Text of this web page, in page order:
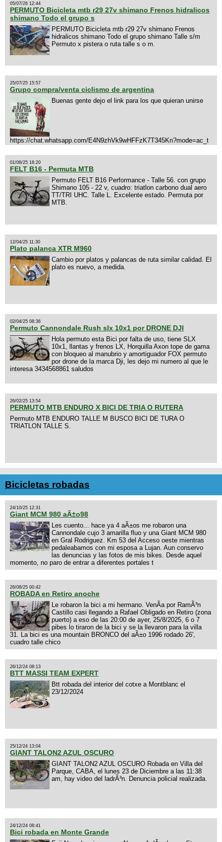
05/07/26 12:44
PERMUTO Bicicleta mtb r29 27v shimano Frenos hidralicos
shimano Todo el grupo s
PERMUTO Bicicleta mtb r29 27v shimano Frenos
hidralicos shimano Todo el grupo shimano Talle s/m
Permuto x pistera o ruta talle s o m.
25/07/25 15:57
Grupo compra/venta ciclismo de argentina
Buenas gente dejo el link para los que quieran unirse
https://chat.whatsapp.com/E4N9zhVk9wHFFzK7T345Kn?mode=ac_t
01/06/25 18:20
FELT B16 - Permuta MTB
Permuto FELT B16 Performance - Talle 56. con grupo
Shimano 105 - 22 v, cuadro: triatlon carbono dual aero
TT/TRI UHC. Talle L. Excelente estado. Permuta por
MTB.
12/04/25 11:30
Plato palanca XTR M960
Cambio por platos y palancas de ruta similar calidad. El
plato es nuevo, a medida.
02/04/25 08:36
Permuto Cannondale Rush slx 10x1 por DRONE DJI
Hola permuto esta Bici por falta de uso, tiene SLX
10x1, llantas y frenos LX, Horquilla Axon tope de gama
con bloqueo al manubrio y amortiguador FOX permuto
por drone de la marca Dji, les dejo mi numero al que le
interesa 3434568861 saludos
26/02/25 13:54
PERMUTO MTB ENDURO X BICI DE TRIA O RUTERA
Permuto MTB ENDURO TALLE M BUSCO BICI DE TURA O
TRIATLON TALLE S.
Bicicletas robadas
24/10/25 12:31
Giant MCM 980 aÃ±o98
Les cuento... hace ya 4 aÃ±os me robaron una
Cannondale cujo 3 amarilla fluo y una Giant MCM 980
en Gral Rodriguez. Km 53 del Acceso oeste mientras
pedaleabamos con mi esposa a Lujan. Aun conservo
las denuncias y las fotos de mis bikes. Desde aquel
momento, no paro de entrar a diferentes portales t
26/08/25 00:42
ROBADA en Retiro anoche
Le robaron la bici a mi hermano. VenÃ­a por RamÃ³n
Castillo casi llegando a Rafael Obligado en Retiro (zona
puerto) a eso de las 20:00 de ayer, 25/8/2025, 6 o 7
pibes lo tiraron de la bici y se la llevaron para la villa
31. La bici es una mountain BRONCO del aÃ±o 1996 rodado 26',
cuadro talle chico
26/12/24 08:13
BTT MASSI TEAM EXPERT
Btt robada del interior del cotxe a Montblanc el
23/12/2024
25/12/24 13:04
GIANT TALON2 AZUL OSCURO
GIANT TALON2 AZUL OSCURO Robada en Villa del
Parque, CABA, el lunes 23 de Diciembre a las 11:38
am, hay video del ladrÃ³n. Denuncia policial realizada.
24/12/24 08:41
Bici robada en Monte Grande